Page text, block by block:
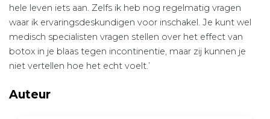
hele leven iets aan. Zelfs ik heb nog regelmatig vragen
waar ik ervaringsdeskundigen voor inschakel. Je kunt wel
medisch specialisten vragen stellen over het effect van
botox in je blaas tegen incontinentie, maar zij kunnen je
niet vertellen hoe het echt voelt.’
Auteur